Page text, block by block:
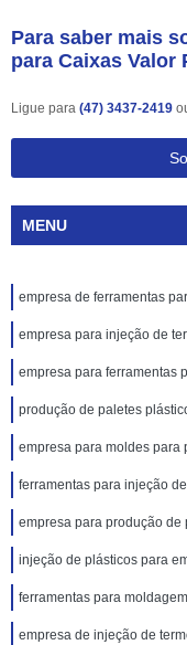
Para saber mais
para Caixas Valor
Ligue para (47) 3437-2419
MENU
empresa de ferramentas
empresa para injeção de
empresa para ferramentas
produção de paletes
empresa para moldes para
ferramentas para injeção
empresa para produção de
injeção de plásticos para
ferramentas para
empresa de injeção de